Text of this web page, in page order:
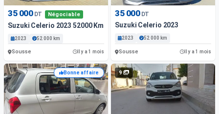
35 000 DT Négociable
Suzuki Celerio 2023 52000 Km
2023 52 000 km
Sousse Il y a 1 mois
35 000 DT
Suzuki Celerio 2023
2023 52 000 km
Sousse Il y a 1 mois
Bonne affaire 9